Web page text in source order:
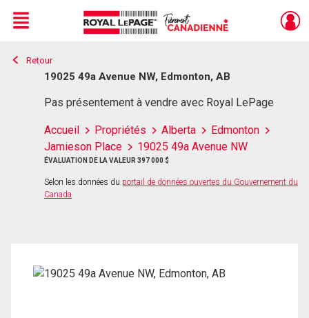
Live
En Direct
Menu
Retour
19025 49a Avenue NW, Edmonton, AB
Pas présentement à vendre avec Royal LePage
Accueil Propriétés Alberta
Edmonton
Jamieson Place
19025 49a Avenue NW
ÉVALUATION DE LA VALEUR 397 000 $
Selon les données du portail de données ouvertes du Gouvernement du
Canada